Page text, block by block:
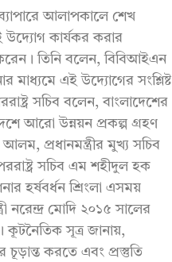
আলাপকালে শেখ
উদ্যোগ কার্যকর করার
তিনি বলেন, বিবিআইএন
এই উদ্যোগের সংশ্লিষ্ট
সচিব বলেন, বাংলাদেশের
আরো উন্নয়ন প্রকল্প গ্রহণ
আলম, প্রধানমন্ত্রীর মুখ্য সচিব
সচিব এম শহীদুল হক
হর্ষবর্ধন শ্রিংলা এসময়
নরেন্দ্র মোদি ২০১৫ সালের
সূত্র জানায়,
চূড়ান্ত করতে এবং প্রস্তুতি